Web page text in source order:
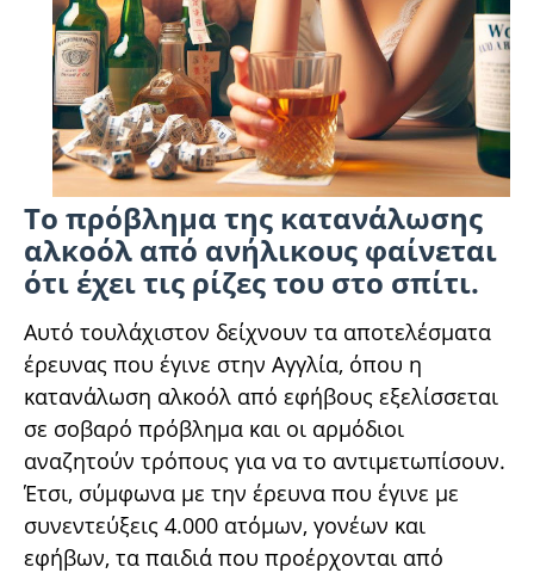
Το πρόβλημα της κατανάλωσης
αλκοόλ από ανήλικους φαίνεται
ότι έχει τις ρίζες του στο σπίτι.
Αυτό τουλάχιστον δείχνουν τα αποτελέσματα
έρευνας που έγινε στην Αγγλία, όπου η
κατανάλωση αλκοόλ από εφήβους εξελίσσεται
σε σοβαρό πρόβλημα και οι αρμόδιοι
αναζητούν τρόπους για να το αντιμετωπίσουν.
Έτσι, σύμφωνα με την έρευνα που έγινε με
συνεντεύξεις 4.000 ατόμων, γονέων και
εφήβων, τα παιδιά που προέρχονται από